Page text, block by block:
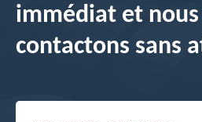
immédiat et nous
contactons sans